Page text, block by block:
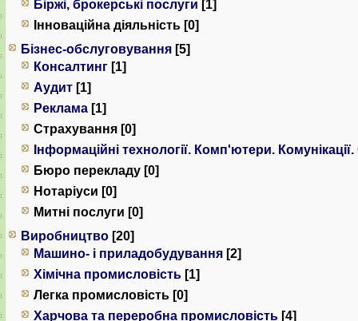
Біржі, брокерські послуги [1]
Інноваційна діяльність [0]
Бізнес-обслуговування [5]
Консалтинг [1]
Аудит [1]
Реклама [1]
Страхування [0]
Інформаційні технології. Комп'ютери.
Бюро перекладу [0]
Нотаріуси [0]
Митні послуги [0]
Виробництво [20]
Машино- і приладобудування [2]
Хімічна промисловість [1]
Легка промисловість [0]
Харчова та переробна промисловість [4]